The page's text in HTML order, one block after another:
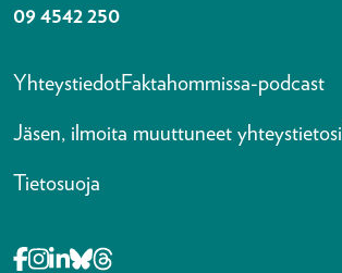
09 4542 250
YhteystiedotFaktahommissa-podcast
Jäsen, ilmoita muuttuneet yhteystietosi
Tietosuoja
Opens in a new tab Facebook-f
Opens in a new tab Instagram
Opens in a new tab Linkedin-in
Opens in a new tab Bluesky